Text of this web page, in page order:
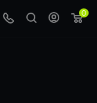
0